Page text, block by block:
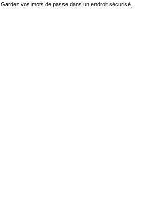
Gardez vos mots de passe dans un endroit sécurisé.